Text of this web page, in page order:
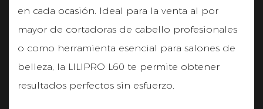
en cada ocasión. Ideal para la venta al por
mayor de cortadoras de cabello profesionales
o como herramienta esencial para salones de
belleza, la LILIPRO L60 te permite obtener
resultados perfectos sin esfuerzo.